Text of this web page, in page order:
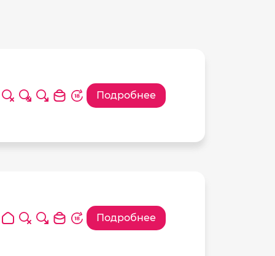
Подробнее
Подробнее